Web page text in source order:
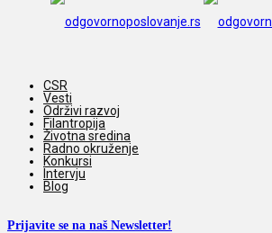
CSR
Vesti
Održivi razvoj
Filantropija
Životna sredina
Radno okruženje
Konkursi
Intervju
Blog
Prijavite se na naš Newsletter!